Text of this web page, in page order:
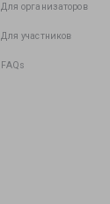
Для организаторов
Для участников
FAQs